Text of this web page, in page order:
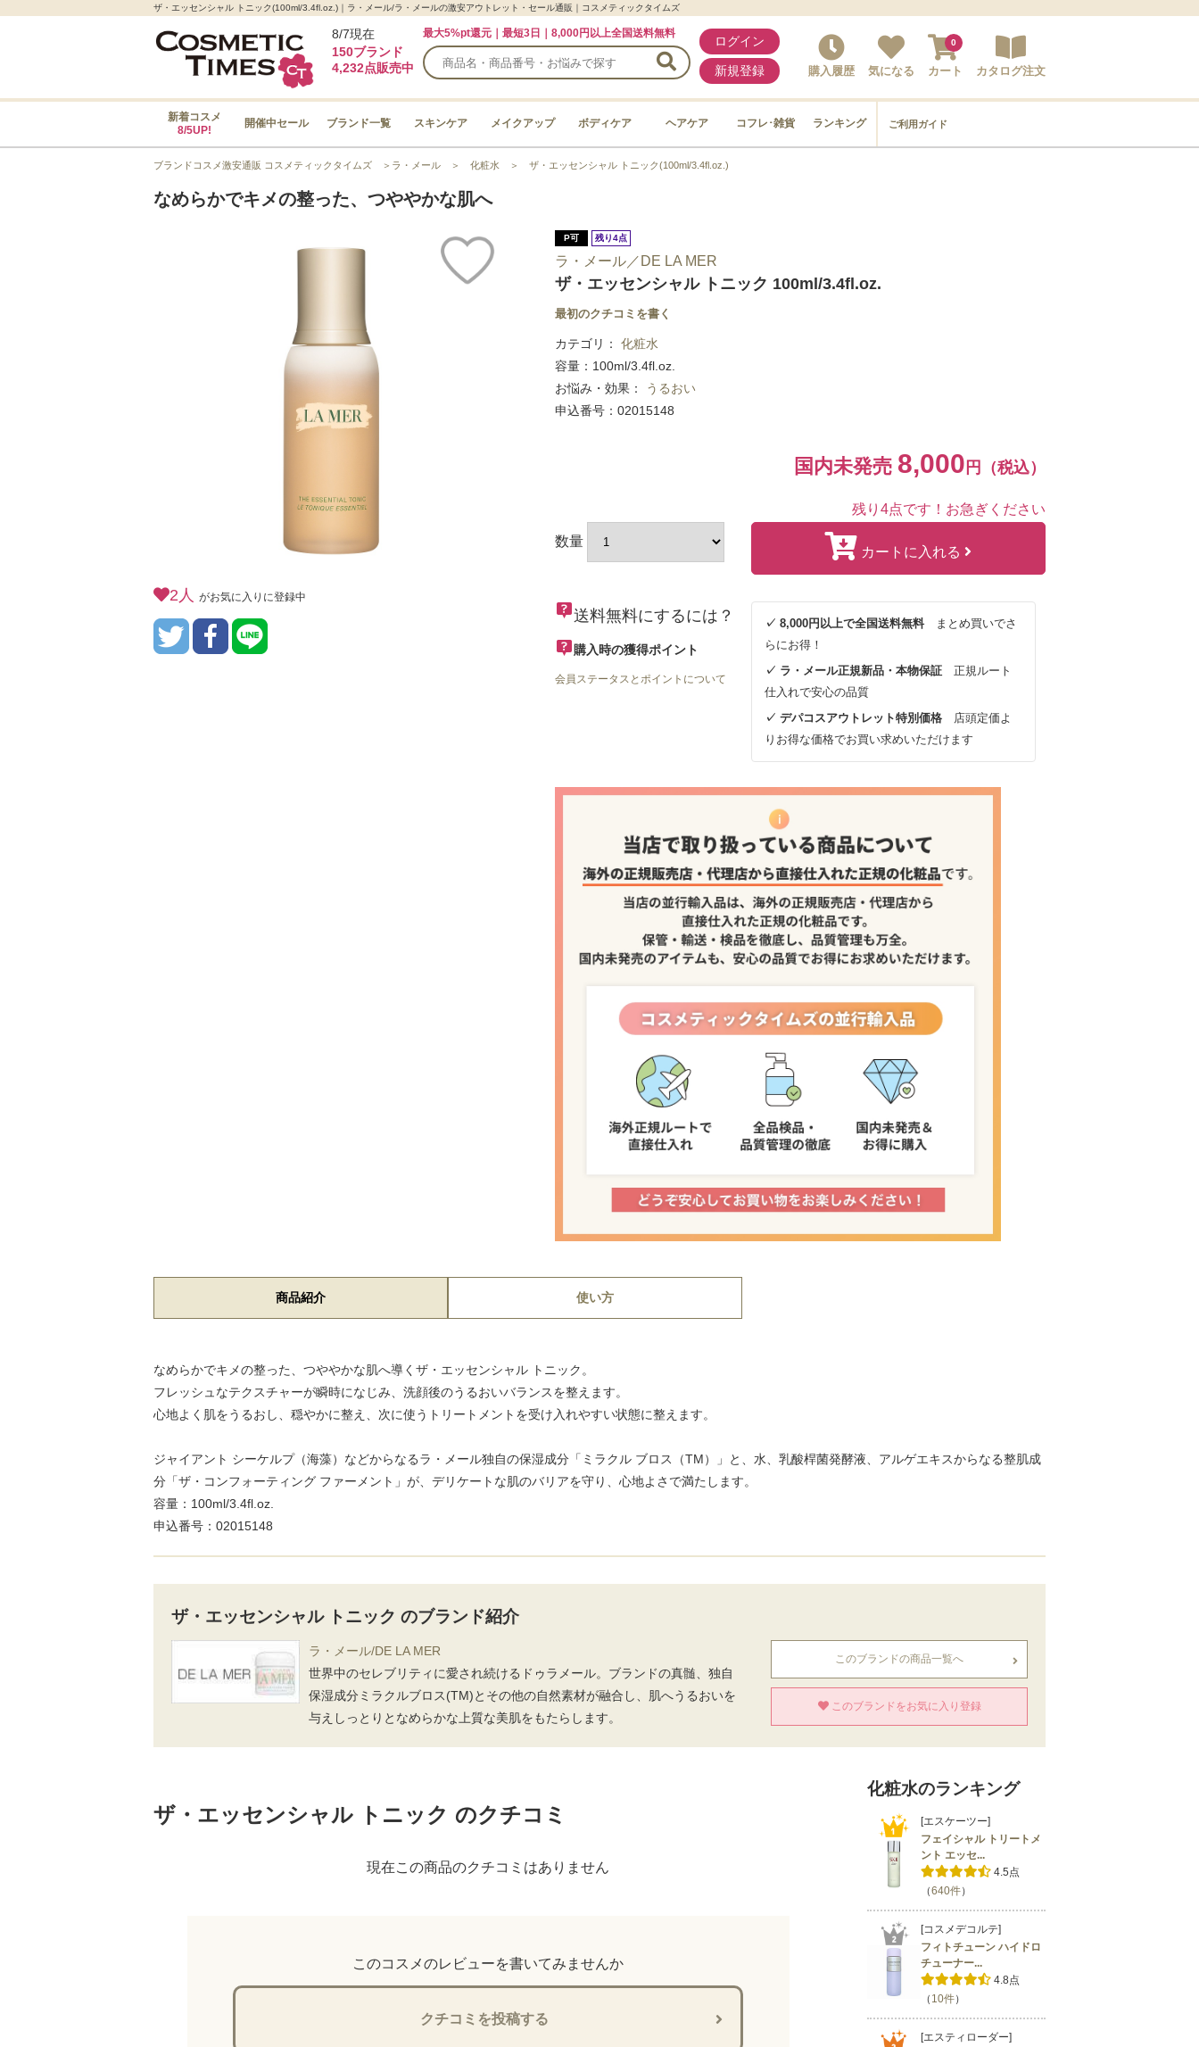
ザ・エッセンシャル トニック(100ml/3.4fl.oz.)｜ラ・メール/ラ・メールの激安アウトレット・セール通販｜コスメティックタイムズ
8/7現在
150ブランド
4,232点販売中
最大5%pt還元｜最短3日｜8,000円以上全国送料無料
ログイン
新規登録 購入履歴 気になる カート
0
カタログ注文
新着コスメ
8/5UP!
開催中セール ブランド一覧 スキンケア メイクアップ ボディケア ヘアケア コフレ･雑貨 ランキング ご利用ガイド
ブランドコスメ激安通販 コスメティックタイムズ ＞ ラ・メール ＞ 化粧水 ＞ ザ・エッセンシャル トニック(100ml/3.4fl.oz.)
なめらかでキメの整った、つややかな肌へ
2人 がお気に入りに登録中
P可 残り4点
ラ・メール／DE LA MER
ザ・エッセンシャル トニック 100ml/3.4fl.oz.
最初のクチコミを書く
カテゴリ：
化粧水
容量：100ml/3.4fl.oz.
お悩み・効果：
うるおい
申込番号：02015148
国内未発売 8,000 円（税込）
残り4点です！お急ぎください
カートに入れる
数量
送料無料にするには？
購入時の獲得ポイント
会員ステータスとポイントについて
✓ 8,000円以上で全国送料無料まとめ買いでさ
らにお得！
✓ ラ・メール正規新品・本物保証 正規ルート
仕入れで安心の品質
✓ デパコスアウトレット特別価格 店頭定価よ
りお得な価格でお買い求めいただけます
商品紹介 使い方
なめらかでキメの整った、つややかな肌へ導くザ・エッセンシャル トニック。
フレッシュなテクスチャーが瞬時になじみ、洗顔後のうるおいバランスを整えます。
心地よく肌をうるおし、穏やかに整え、次に使うトリートメントを受け入れやすい状態に整えます。
ジャイアント シーケルプ（海藻）などからなるラ・メール独自の保湿成分「ミラクル ブロス（TM）」と、水、乳酸桿菌発酵液、アルゲエキスからなる整肌成
分「ザ・コンフォーティング ファーメント」が、デリケートな肌のバリアを守り、心地よさで満たします。
容量：100ml/3.4fl.oz.
申込番号：02015148
ザ・エッセンシャル トニック のブランド紹介
ラ・メール/DE LA MER
世界中のセレブリティに愛され続けるドゥラメール。ブランドの真髄、独自
保湿成分ミラクルブロス(TM)とその他の自然素材が融合し、肌へうるおいを
与えしっとりとなめらかな上質な美肌をもたらします。
このブランドの商品一覧へ
このブランドをお気に入り登録
ザ・エッセンシャル トニック のクチコミ
現在この商品のクチコミはありません
このコスメのレビューを書いてみませんか
クチコミを投稿する
化粧水のランキング
[エスケーツー]
フェイシャル トリートメ
ント エッセ...
4.5点
（640件）
[コスメデコルテ]
フィトチューン ハイドロ
チューナー...
4.8点
（ 10件）
[エスティローダー]